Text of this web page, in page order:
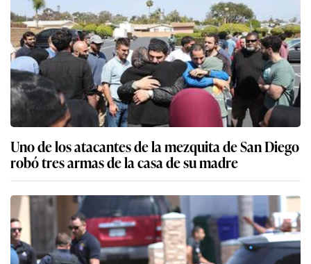
Uno de los atacantes de la mezquita de San Diego
robó tres armas de la casa de su madre